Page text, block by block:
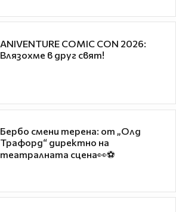
ANIVENTURE COMIC CON 2026:
Влязохме в друг свят!
Бербо смени терена: от „Олд
Трафорд“ директно на
театралната сцена👀⚽